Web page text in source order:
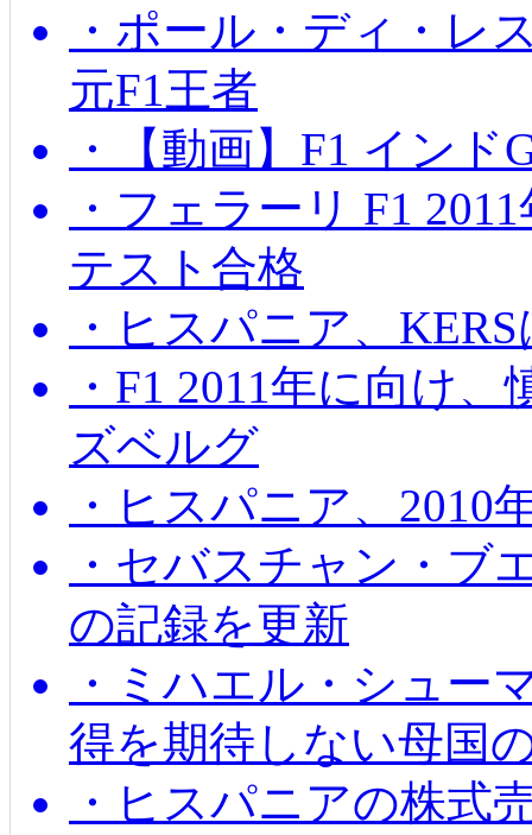
・ポール・ディ・レ
元F1王者
・【動画】F1 イン
・フェラーリ F1
テスト合格
・ヒスパニア、
・F1 2011年に向け
ズベルグ
・ヒスパニア、2010
・セバスチャン・ブ
の記録を更新
・ミハエル・シュー
得を期待しない母国
・ヒスパニアの株式